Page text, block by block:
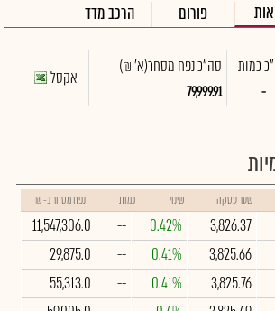
פורום הרכב מדד
כמות
-
סה"כ נפח מסחר(א' ₪)
79,999.91
אקסל
שער עסקה שינוי כמות נפח מסחר ב- ₪
3,826.37
0.42%
--
11,547,306.0
3,825.66
0.41%
--
29,875.0
3,825.76
0.41%
--
55,313.0